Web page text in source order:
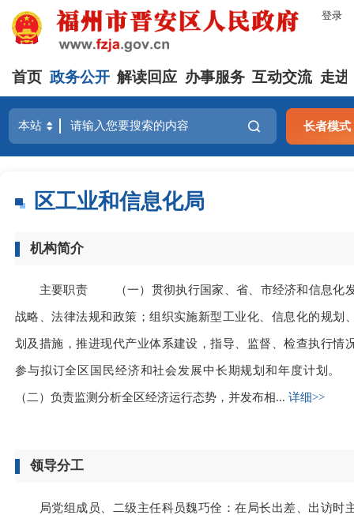
登录
首页 政务公开 解读回应 办事服务 互动交流 走进
长者模式
区工业和信息化局
机构简介
主要职责 （一）贯彻执行国家、省、市经济和信息化
战略、法律法规和政策；组织实施新型工业化、信息化的规划
划及措施，推进现代产业体系建设，指导、监督、检查执行情
参与拟订全区国民经济和社会发展中长期规划和年度计
（二）负责监测分析全区经济运行态势，并发布相... 详细>>
领导分工
局党组成员、二级主任科员魏巧佺：在局长出差、出访时